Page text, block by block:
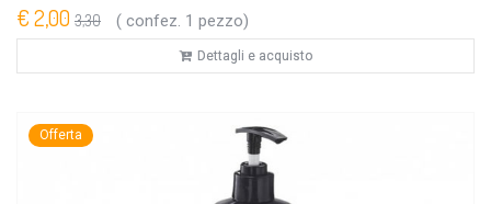
€ 2,00 3,30 ( confez. 1 pezzo)
Dettagli e acquisto
Offerta